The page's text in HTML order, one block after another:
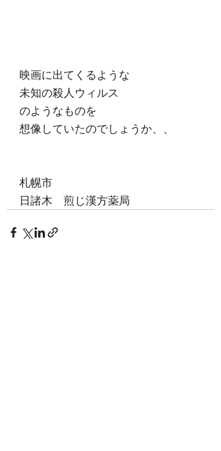
映画に出てくるような
未知の殺人ウィルス
のようなものを
想像していたのでしょうか、、
札幌市
日諸木　煎じ漢方薬局